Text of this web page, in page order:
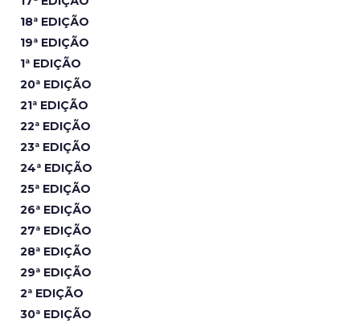
18ª EDIÇÃO
19ª EDIÇÃO
1ª EDIÇÃO
20ª EDIÇÃO
21ª EDIÇÃO
22ª EDIÇÃO
23ª EDIÇÃO
24ª EDIÇÃO
25ª EDIÇÃO
26ª EDIÇÃO
27ª EDIÇÃO
28ª EDIÇÃO
29ª EDIÇÃO
2ª EDIÇÃO
30ª EDIÇÃO